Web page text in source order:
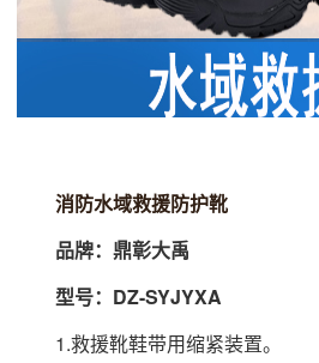
消防水域救援防护靴
品牌：鼎彰大禹
型号：DZ-SYJYXA
1.救援靴鞋带用缩紧装置。